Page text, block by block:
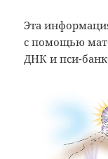
Эта
с помощью
ДНК и пси-